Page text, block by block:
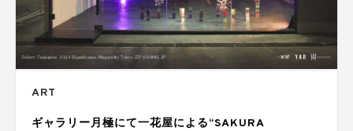
ART
ギャラリー月極にて一花屋による“SAKURA